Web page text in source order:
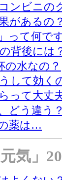
ンビニの
があるの
って何で
背後には
の水なの？
して効く
って大丈
どう違う
薬は…
気」